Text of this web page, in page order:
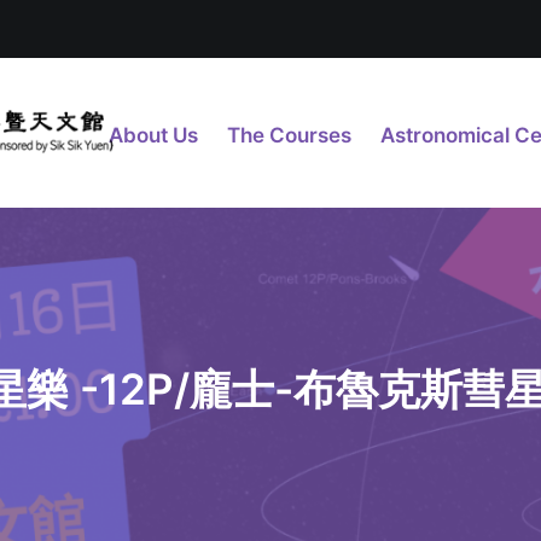
About Us The Courses Astronomical
樂 -12P/龐士-布魯克斯彗